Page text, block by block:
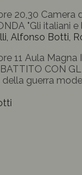
20,30 Camera
"Gli italiani
Alfonso Botti,
11 Aula Magna
CON
guerra